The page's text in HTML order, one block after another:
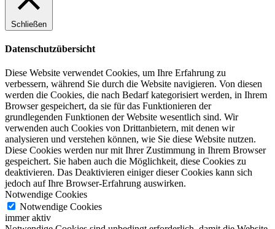
Schließen
Datenschutzübersicht
Diese Website verwendet Cookies, um Ihre Erfahrung zu
verbessern, während Sie durch die Website navigieren. Von diesen
werden die Cookies, die nach Bedarf kategorisiert werden, in Ihrem
Browser gespeichert, da sie für das Funktionieren der
grundlegenden Funktionen der Website wesentlich sind. Wir
verwenden auch Cookies von Drittanbietern, mit denen wir
analysieren und verstehen können, wie Sie diese Website nutzen.
Diese Cookies werden nur mit Ihrer Zustimmung in Ihrem Browser
gespeichert. Sie haben auch die Möglichkeit, diese Cookies zu
deaktivieren. Das Deaktivieren einiger dieser Cookies kann sich
jedoch auf Ihre Browser-Erfahrung auswirken.
Notwendige Cookies
Notwendige Cookies
immer aktiv